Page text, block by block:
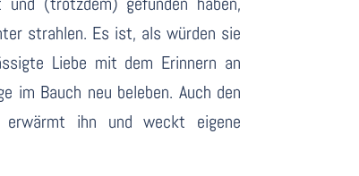
strahlen. Es ist, als würden sie
Liebe mit dem Erinnern an
im Bauch neu beleben. Auch den
erwärmt ihn und weckt eigene